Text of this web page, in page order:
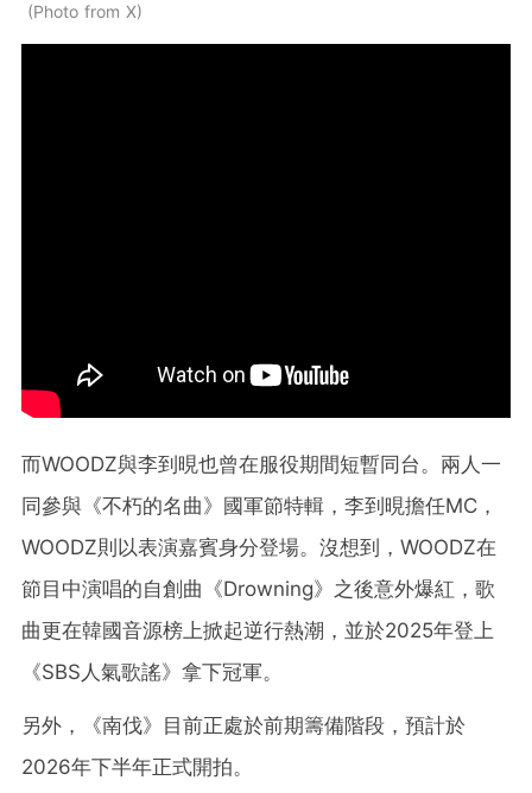
Photo from X
而WOODZ與李到晛也曾在服役期間短暫同台。兩人一
同參與《不朽的名曲》國軍節特輯，李到晛擔任MC，
WOODZ則以表演嘉賓身分登場。沒想到，WOODZ在
節目中演唱的自創曲《Drowning》之後意外爆紅，歌
曲更在韓國音源榜上掀起逆行熱潮，並於2025年登上
《SBS人氣歌謠》拿下冠軍。
另外，《南伐》目前正處於前期籌備階段，預計於
2026年下半年正式開拍。